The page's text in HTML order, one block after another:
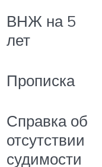
ВНЖ на 5
лет
Прописка
Справка об
отсутствии
судимости